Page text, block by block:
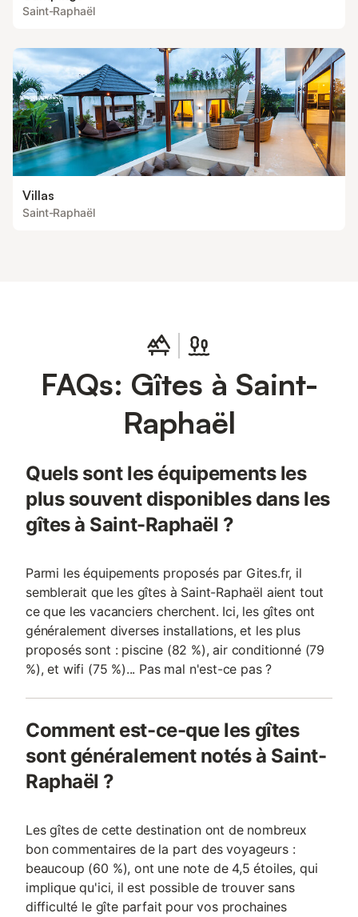
Saint-Raphaël
Villas
Saint-Raphaël
FAQs: Gîtes à Saint-
Raphaël
Quels sont les équipements les
plus souvent disponibles dans les
gîtes à Saint-Raphaël ?
Parmi les équipements proposés par Gites.fr, il
semblerait que les gîtes à Saint-Raphaël aient tout
ce que les vacanciers cherchent. Ici, les gîtes ont
généralement diverses installations, et les plus
proposés sont : piscine (82 %), air conditionné (79
%), et wifi (75 %)... Pas mal n'est-ce pas ?
Comment est-ce-que les gîtes
sont généralement notés à Saint-
Raphaël ?
Les gîtes de cette destination ont de nombreux
bon commentaires de la part des voyageurs :
beaucoup (60 %), ont une note de 4,5 étoiles, qui
implique qu'ici, il est possible de trouver sans
difficulté le gîte parfait pour vos prochaines